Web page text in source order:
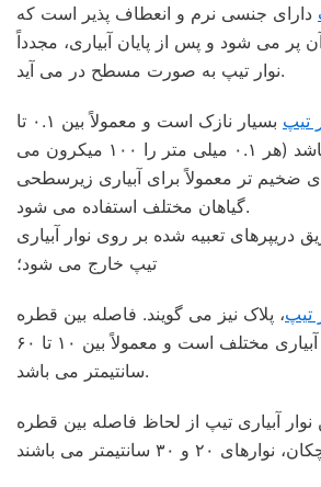
دارای جنسی نرم و انعطاف پذیر است که
پر می شود و پس از پایان آبیاری، مجدداً
نوار تیپ به صورت مسطح در می آید.
تیپ
بسیار نازک است و معمولاً بین ۰.۱ تا
۰.۶ میلی متر می باشد (هر ۰.۱ میلی متر را ۱۰۰ میکرون می
ضخیم تر معمولاً برای آبیاری زیرسطحی
گیاهان مختلف استفاده می شود.
تعبیه شده بر روی نوار آبیاری
تیپ خارج می شود؛
تیپ، پلاک نیز می گویند. فاصله بین قطره
چکان ها در نوار آبیاری مختلف است و معمولاً بین ۱۰ تا ۶۰
سانتیمتر می باشد.
آبیاری تیپ از لحاظ فاصله بین قطره